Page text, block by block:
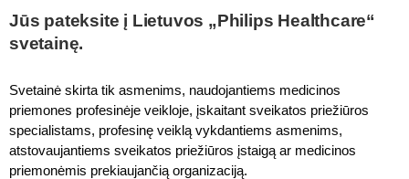
Jūs pateksite į Lietuvos „Philips Healthcare“
svetainę.
Svetainė skirta tik asmenims, naudojantiems medicinos
priemones profesinėje veikloje, įskaitant sveikatos priežiūros
specialistams, profesinę veiklą vykdantiems asmenims,
atstovaujantiems sveikatos priežiūros įstaigą ar medicinos
priemonėmis prekiaujančią organizaciją.